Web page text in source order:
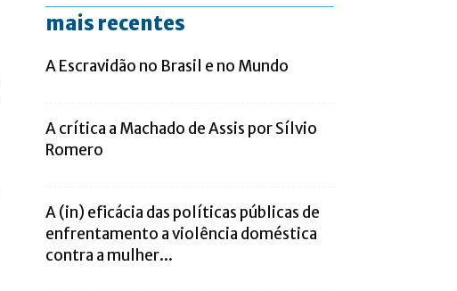
mais recentes
A Escravidão no Brasil e no Mundo
A crítica a Machado de Assis por Sílvio
Romero
A (in) eficácia das políticas públicas de
enfrentamento a violência doméstica
contra a mulher...